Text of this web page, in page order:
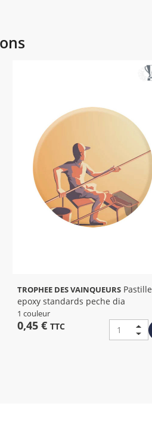
TROPHEE DES VAINQUEURSPastilles
epoxy standards peche dia
1 couleur
0,45 € TTC